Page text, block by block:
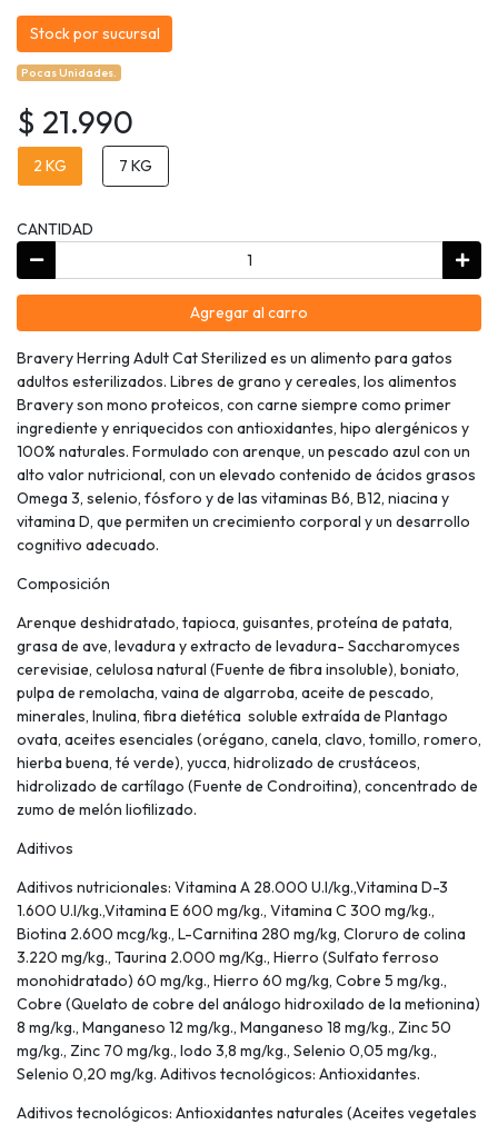
Stock por sucursal
Pocas Unidades.
$ 21.990
2 KG 7 KG
CANTIDAD
Agregar al carro
Bravery Herring Adult Cat Sterilized es un alimento para gatos
adultos esterilizados. Libres de grano y cereales, los alimentos
Bravery son mono proteicos, con carne siempre como primer
ingrediente y enriquecidos con antioxidantes, hipo alergénicos y
100% naturales. Formulado con arenque, un pescado azul con un
alto valor nutricional, con un elevado contenido de ácidos grasos
Omega 3, selenio, fósforo y de las vitaminas B6, B12, niacina y
vitamina D, que permiten un crecimiento corporal y un desarrollo
cognitivo adecuado.
Composición
Arenque deshidratado, tapioca, guisantes, proteína de patata,
grasa de ave, levadura y extracto de levadura- Saccharomyces
cerevisiae, celulosa natural (Fuente de fibra insoluble), boniato,
pulpa de remolacha, vaina de algarroba, aceite de pescado,
minerales, Inulina, fibra dietética soluble extraída de Plantago
ovata, aceites esenciales (orégano, canela, clavo, tomillo, romero,
hierba buena, té verde), yucca, hidrolizado de crustáceos,
hidrolizado de cartílago (Fuente de Condroitina), concentrado de
zumo de melón liofilizado.
Aditivos
Aditivos nutricionales: Vitamina A 28.000 U.I/kg.,Vitamina D-3
1.600 U.I/kg.,Vitamina E 600 mg/kg., Vitamina C 300 mg/kg.,
Biotina 2.600 mcg/kg., L-Carnitina 280 mg/kg, Cloruro de colina
3.220 mg/kg., Taurina 2.000 mg/Kg., Hierro (Sulfato ferroso
monohidratado) 60 mg/kg., Hierro 60 mg/kg, Cobre 5 mg/kg.,
Cobre (Quelato de cobre del análogo hidroxilado de la metionina)
8 mg/kg., Manganeso 12 mg/kg., Manganeso 18 mg/kg., Zinc 50
mg/kg., Zinc 70 mg/kg., Iodo 3,8 mg/kg., Selenio 0,05 mg/kg.,
Selenio 0,20 mg/kg. Aditivos tecnológicos: Antioxidantes.
Aditivos tecnológicos: Antioxidantes naturales (Aceites vegetales